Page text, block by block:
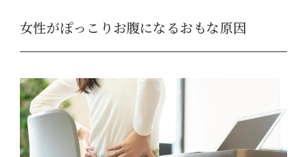
女性がぽっこりお腹になるおもな原因